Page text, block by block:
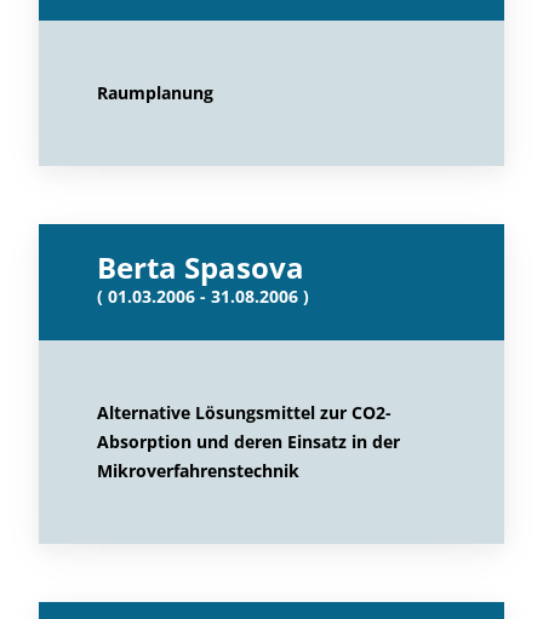
Raumplanung
Berta Spasova
( 01.03.2006 - 31.08.2006 )
Alternative Lösungsmittel zur CO2-
Absorption und deren Einsatz in der
Mikroverfahrenstechnik